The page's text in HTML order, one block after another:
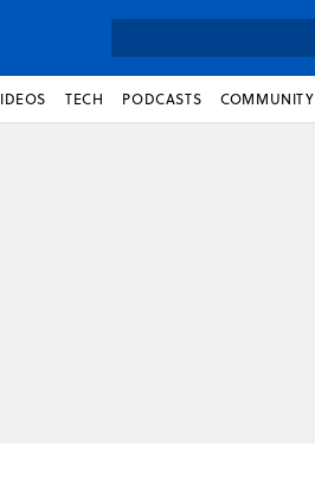
TECH PODCASTS COMMUNITY